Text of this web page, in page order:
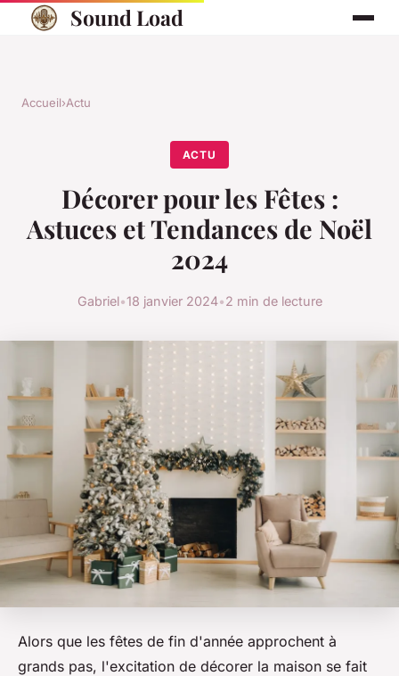
Sound Load
Accueil›Actu
ACTU
Décorer pour les Fêtes :
Astuces et Tendances de Noël
2024
Gabriel•18 janvier 2024•2 min de lecture
Alors que les fêtes de fin d'année approchent à
grands pas, l'excitation de décorer la maison se fait